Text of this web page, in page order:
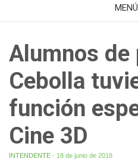
MENÚ
Alumnos de
Cebolla
función
Cine 3D
INTENDENTE - 18 de junio de 2018